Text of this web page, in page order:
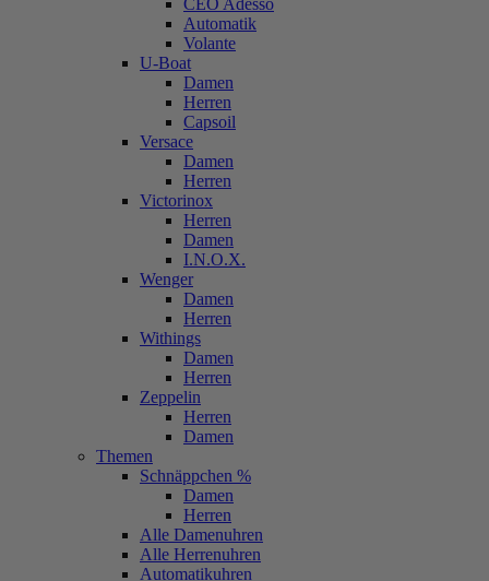
CEO Adesso
Automatik
Volante
U-Boat
Damen
Herren
Capsoil
Versace
Damen
Herren
Victorinox
Herren
Damen
I.N.O.X.
Wenger
Damen
Herren
Withings
Damen
Herren
Zeppelin
Herren
Damen
Themen
Schnäppchen %
Damen
Herren
Alle Damenuhren
Alle Herrenuhren
Automatikuhren